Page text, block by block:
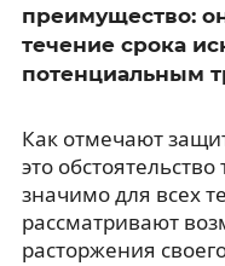
преимущество:
течение срока
потенциальным
Как отмечают
это
значимо для всех
рассматривают
расторжения